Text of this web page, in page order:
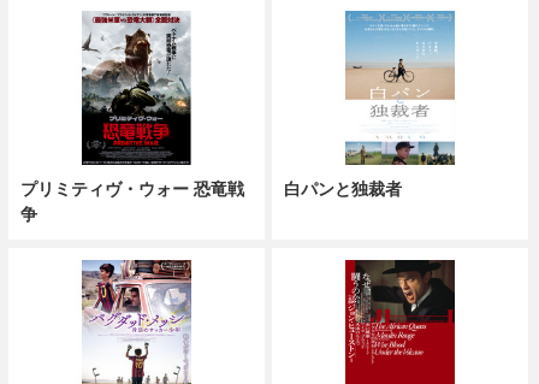
プリミティヴ・ウォー 恐竜戦
争
白パンと独裁者